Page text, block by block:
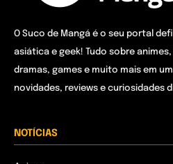
O Suco de Mangá é o seu portal
asiática e geek! Tudo sobre
dramas, games e muito mais em
novidades, reviews e curiosidades
NOTÍCIAS